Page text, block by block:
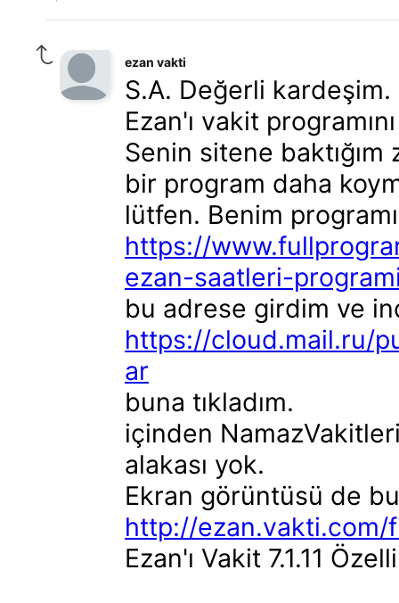
ezan vakti
S.A. Değerli kardeşim.
Ezan'ı vakit
Senin sitene
bir program daha
lütfen. Benim
https://
ezan-saatleri-
bu adrese girdim ve
https://cloud.mail.ru/
ar
buna tıkladım.
içinden
alakası yok.
Ekran görüntüsü de
http://ezan.vakti.com/
Ezan'ı Vakit 7.1.11